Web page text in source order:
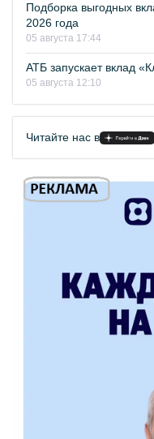
Подборка выгодных
2026 года
05 августа 17:44
АТБ запускает вклад
05 августа 12:10
Читайте нас в